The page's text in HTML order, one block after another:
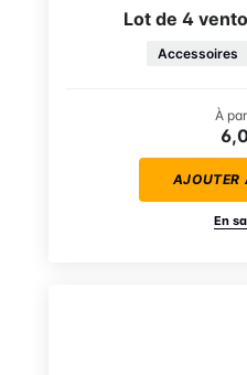
Lot de 4
Accessoires
À
AJOUTER
En